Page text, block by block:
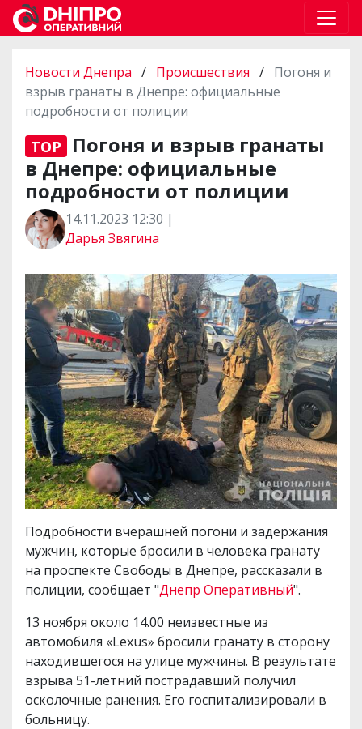
Новости Днепра / Происшествия / Погоня и
взрыв гранаты в Днепре: официальные
подробности от полиции
TOP
Погоня и взрыв гранаты
в Днепре: официальные
подробности от полиции
14.11.2023 12:30 |
Дарья Звягина
Подробности вчерашней погони и задержания
мужчин, которые бросили в человека гранату
на проспекте Свободы в Днепре, рассказали в
полиции, сообщает "Днепр Оперативный".
13 ноября около 14.00 неизвестные из
автомобиля «Lexus» бросили гранату в сторону
находившегося на улице мужчины. В результате
взрыва 51-летний пострадавший получил
осколочные ранения. Его госпитализировали в
больницу.